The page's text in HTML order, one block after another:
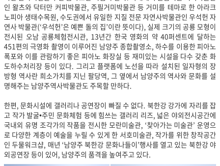
인 왈츠와 닥터만 커피박물관, 주필거미박물관 등 거미를 테마로 한 아라크
노피아 생태수목원, 수도권에서 유일한 지질 전문 자연사박물관인 우석헌 자
연사 박물관(‘우석헌’은 예쁜 돌의 집’이란 뜻이다), 실제 크기의 공룡 모형이
전시된 오남 공룡체험전시관, 13년간 한국 영화의 약 40퍼센트에 달하는
451편의 극영화 촬영이 이루어진 남양주 종합촬영소, 하수를 이용한 피아노
폭포와 이를 관람하기 좋은 피아노 화장실 등 재미있는 시설을 다수 갖춘 화
도하수처리장 등이 있다. 그리고 플랫폼에 노선을 따라 설치된 일자형의 장
방형 역사란 희소가치를 지닌 팔당역, 그 옆에서 남양주의 역사와 문화를 설
명해주는 남양주역사박물관도 주목할 만하다.
한편, 문화시설에 갤러리나 공연장이 빠질 수 없다. 북한강 강가에 자리를 잡
고 작가 발굴•주민 문화체험 등에 힘쓰는 갤러리 리즈, 넓은 야외전시공간에
국내외 유명 조각가의 작품을 전시한 모란미술관, ‘찾아가는 미술관’ 운영으
로 다양한 계층이 예술을 누릴 수 있게 한 서호미술관, 작가를 위한 창작공간
인 두물워크샵, 매년 ‘남양주 북한강 문화나들이’행사를 열고 있는 북한강 야
외공연장 등이 있어, 남양주의 품격을 높여주고 있다.